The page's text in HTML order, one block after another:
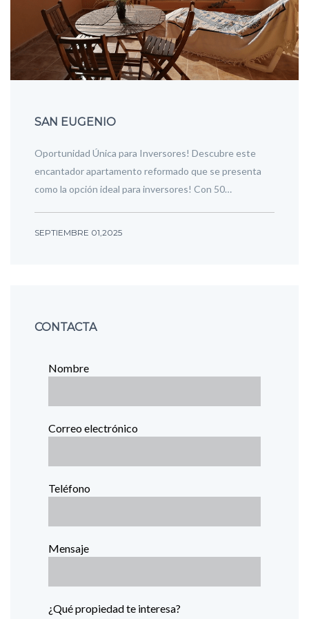
SAN EUGENIO
Oportunidad Única para Inversores! Descubre este
encantador apartamento reformado que se presenta
como la opción ideal para inversores! Con 50…
SEPTIEMBRE 01,2025
CONTACTA
Nombre
Correo electrónico
Teléfono
Mensaje
¿Qué propiedad te interesa?